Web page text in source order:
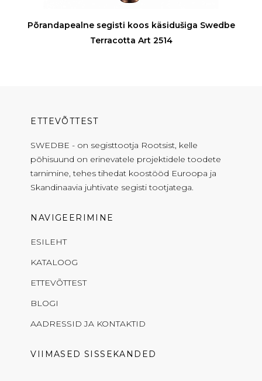
Põrandapealne segisti koos käsidušiga Swedbe
Terracotta Art 2514
ETTEVÕTTEST
SWEDBE - on segisttootja Rootsist, kelle
põhisuund on erinevatele projektidele toodete
tarnimine, tehes tihedat koostööd Euroopa ja
Skandinaavia juhtivate segisti tootjatega.
NAVIGEERIMINE
ESILEHT
KATALOOG
ETTEVÕTTEST
BLOGI
AADRESSID JA KONTAKTID
VIIMASED SISSEKANDED